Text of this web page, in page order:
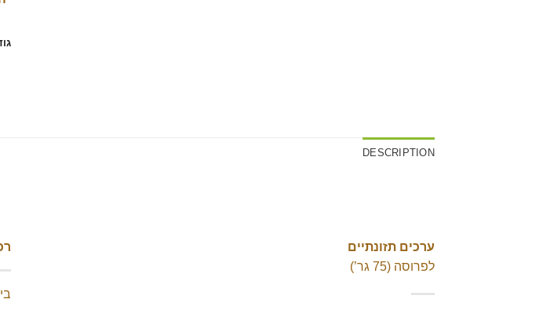
DESCRIPTION
ערכים תזונתיים
לפרוסה (75 גר’)